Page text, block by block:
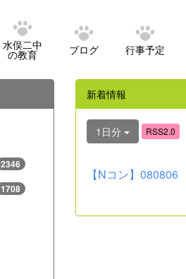
水俣二中
の教育 ブログ 行事予定
新着情報
1日分 RSS2.0
【Nコン】080806
2346
1708